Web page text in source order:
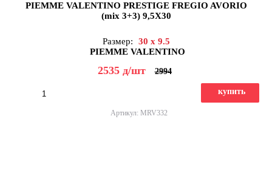
PIEMME VALENTINO PRESTIGE FREGIO AVORIO
(mix 3+3) 9,5X30
Размер:
30 x 9.5
PIEMME VALENTINO
2535 д/шт 2994
купить
Артикул: MRV332